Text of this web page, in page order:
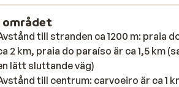
området
till stranden ca 1200 m: praia
2 km, praia do paraíso är ca 1,5 km
lätt sluttande väg)
till centrum: carvoeiro är ca 1